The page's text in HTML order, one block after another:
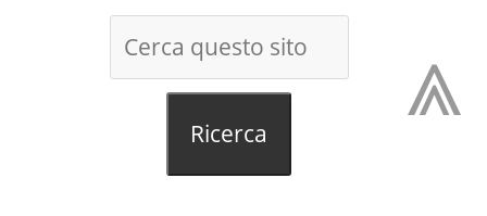
Ricerca ⩓